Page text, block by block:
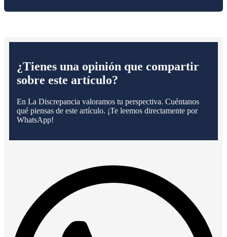
¿Tienes una opinión que compartir
sobre este artículo?
En La Discrepancia valoramos tu perspectiva. Cuéntanos
qué piensas de este artículo. ¡Te leemos directamente por
WhatsApp!